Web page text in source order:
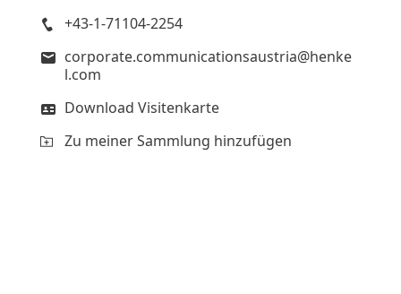
+43-1-71104-2254
corporate.communicationsaustria@henke
l.com
Download Visitenkarte
Zu meiner Sammlung hinzufügen